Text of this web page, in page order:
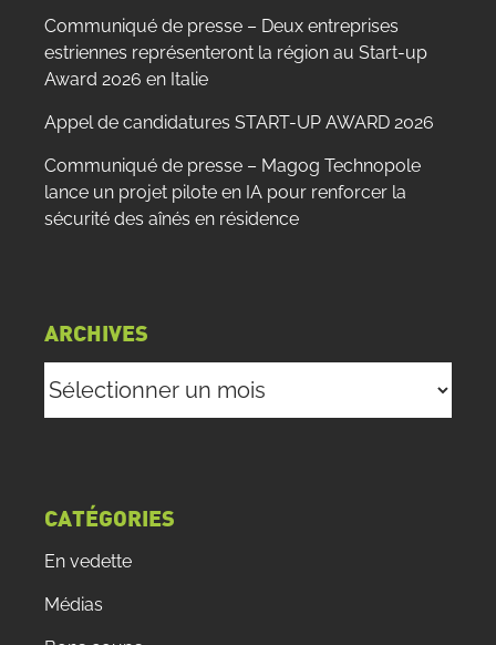
Communiqué de presse – Deux entreprises
estriennes représenteront la région au Start-up
Award 2026 en Italie
Appel de candidatures START-UP AWARD 2026
Communiqué de presse – Magog Technopole
lance un projet pilote en IA pour renforcer la
sécurité des aînés en résidence
ARCHIVES
CATÉGORIES
En vedette
Médias